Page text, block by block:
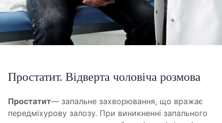
Простатит. Відверта чоловіча розмова
Простатит— запальне захворювання, що вражає
передміхурову залозу. При виникненні запального